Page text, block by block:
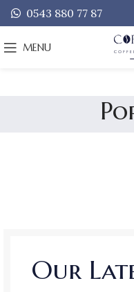
0543 880 77 87
MENU
Our